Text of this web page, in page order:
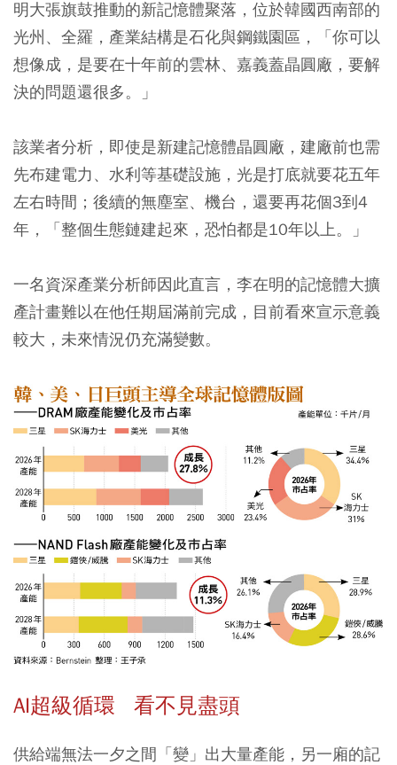
明大張旗鼓推動的新記憶體聚落，位於韓國西南部的
光州、全羅，產業結構是石化與鋼鐵園區，「你可以
想像成，是要在十年前的雲林、嘉義蓋晶圓廠，要解
決的問題還很多。」
該業者分析，即使是新建記憶體晶圓廠，建廠前也需
先布建電力、水利等基礎設施，光是打底就要花五年
左右時間；後續的無塵室、機台，還要再花個3到4
年，「整個生態鏈建起來，恐怕都是10年以上。」
一名資深產業分析師因此直言，李在明的記憶體大擴
產計畫難以在他任期屆滿前完成，目前看來宣示意義
較大，未來情況仍充滿變數。
AI超級循環 看不見盡頭
供給端無法一夕之間「變」出大量產能，另一廂的記